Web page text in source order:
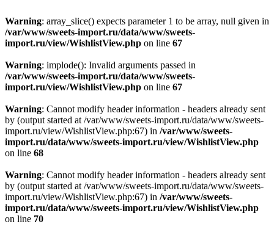
Warning: array_slice() expects parameter 1 to be array, null given in
/var/www/sweets-import.ru/data/www/sweets-
import.ru/view/WishlistView.php on line 67
Warning: implode(): Invalid arguments passed in
/var/www/sweets-import.ru/data/www/sweets-
import.ru/view/WishlistView.php on line 67
Warning: Cannot modify header information - headers already sent
by (output started at /var/www/sweets-import.ru/data/www/sweets-
import.ru/view/WishlistView.php:67) in /var/www/sweets-
import.ru/data/www/sweets-import.ru/view/WishlistView.php
on line 68
Warning: Cannot modify header information - headers already sent
by (output started at /var/www/sweets-import.ru/data/www/sweets-
import.ru/view/WishlistView.php:67) in /var/www/sweets-
import.ru/data/www/sweets-import.ru/view/WishlistView.php
on line 70